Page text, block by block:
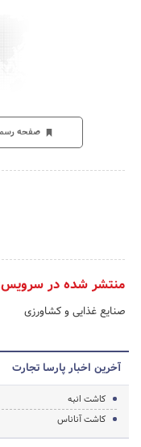
صفحه
منتشر شده در
صنایع غذایی و کشاورزی
آخرین اخبار پارسا تجارت
کاشت انبه
کاشت آناناس